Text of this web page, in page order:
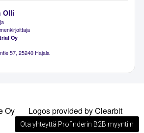
Olli
Oy
57, 25240 Hajala
Oy
Logos provided by Clearbit
Ota yhteyttä Profinderin B2B myyntiin